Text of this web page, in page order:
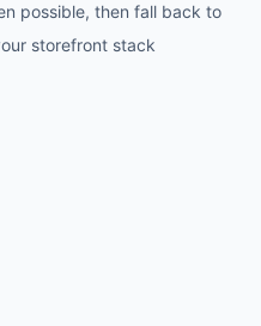
possible, then fall back to
storefront stack